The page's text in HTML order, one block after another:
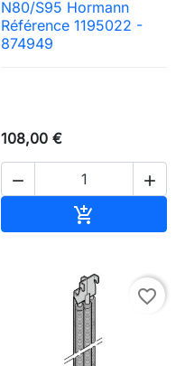
N80/S95 Hormann
Référence 1195022 -
874949
108,00 €
 

favorite_border